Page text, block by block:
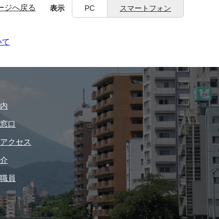
ジへ戻る 表示 PC スマートフォン
口
クセス
員